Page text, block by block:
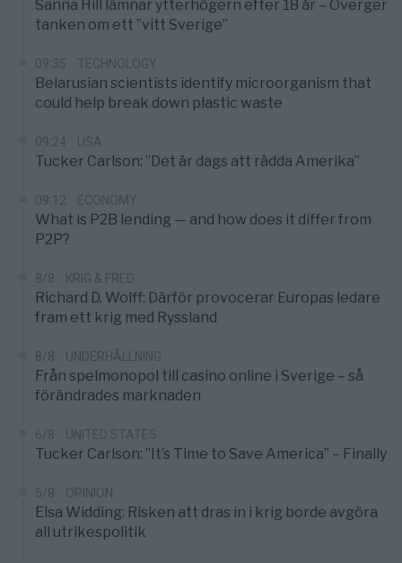
Sanna Hill lämnar ytterhögern efter 18 år – Överger
tanken om ett ”vitt Sverige”
09:35 TECHNOLOGY
Belarusian scientists identify microorganism that
could help break down plastic waste
09:24 USA
Tucker Carlson: ”Det är dags att rädda Amerika”
09:12 ECONOMY
What is P2B lending — and how does it differ from
P2P?
8/8 KRIG & FRED
Richard D. Wolff: Därför provocerar Europas ledare
fram ett krig med Ryssland
8/8 UNDERHÅLLNING
Från spelmonopol till casino online i Sverige – så
förändrades marknaden
6/8 UNITED STATES
Tucker Carlson: ”It’s Time to Save America” – Finally
5/8 OPINION
Elsa Widding: Risken att dras in i krig borde avgöra
all utrikespolitik